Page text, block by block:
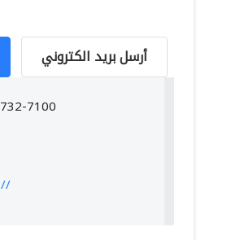
أرسل بريد الكتروني
7100